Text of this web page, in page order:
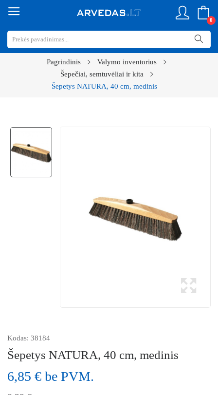
0
Pagrindinis
Valymo inventorius
Šepečiai, semtuvėliai ir kita
Šepetys NATURA, 40 cm, medinis
Kodas: 38184
Šepetys NATURA, 40 cm, medinis
6,85 € be PVM.